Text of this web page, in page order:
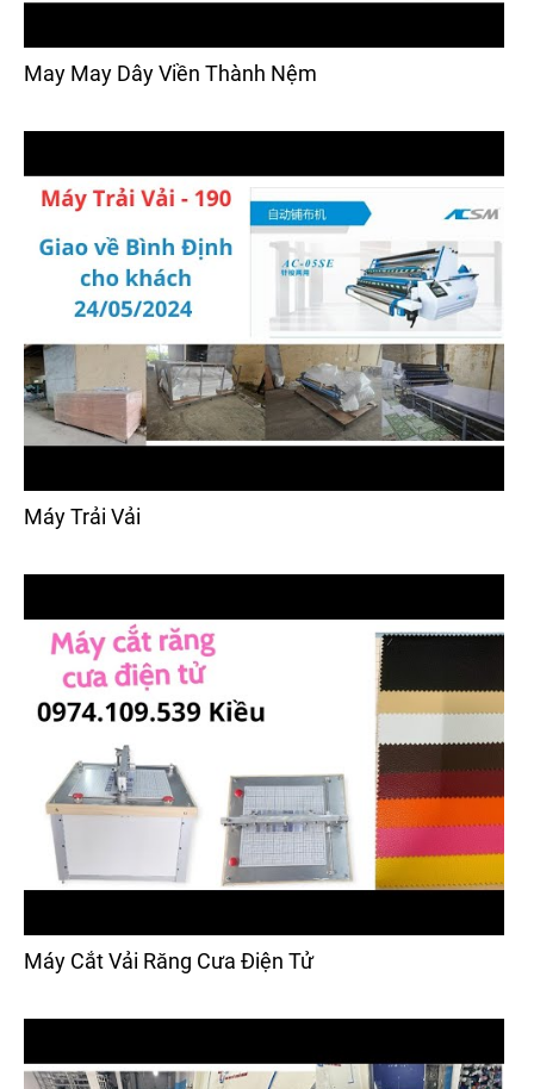
May May Dây Viền Thành Nệm
Máy Trải Vải
Máy Cắt Vải Răng Cưa Điện Tử